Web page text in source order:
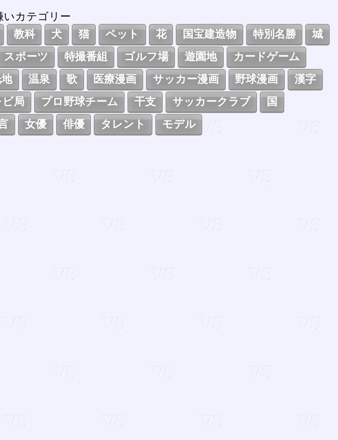
いカテゴリー
教科 犬 猫 ペット 花 国宝建造物 特別名勝
城
スポーツ 特撮番組 ゴルフ場 遊園地
カードゲーム
温泉 歌 医療漫画 サッカー漫画 野球漫画
漢字
局 プロ野球チーム 干支 サッカークラブ
国
女優 俳優 タレント モデル